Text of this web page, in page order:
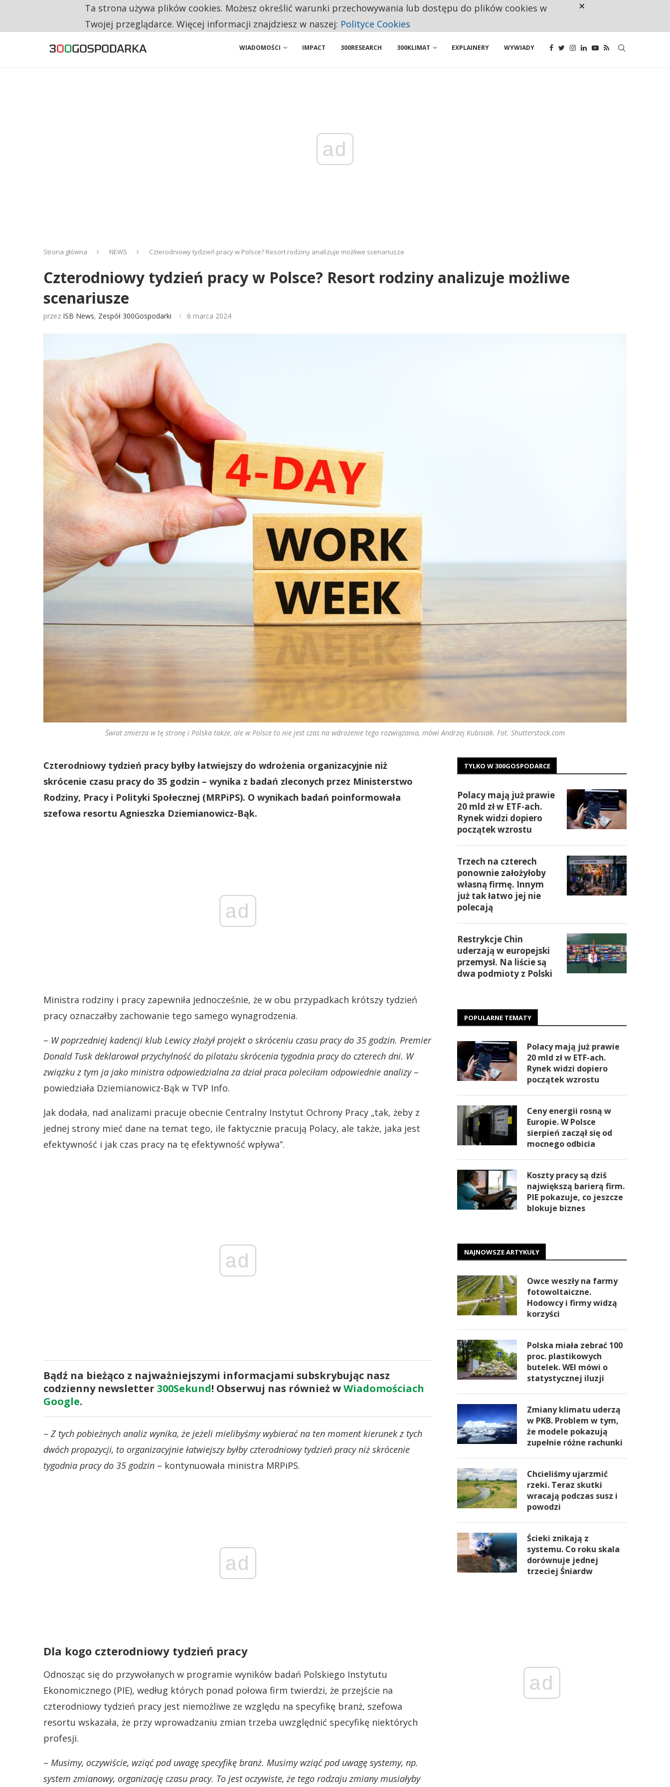
RESTRYKCJE CHIN UDERZAJĄ W EUROPEJSKI PRZEMYSŁ. NA LIŚCIE SĄ DWA PODMIOTY Z POLSKI
WIADOMOŚCI IMPACT 300RESEARCH 300KLIMAT EXPLAINERY WYWIADY
ad
Strona główna NEWS Czterodniowy tydzień pracy w Polsce? Resort rodziny analizuje możliwe scenariusze
Czterodniowy tydzień pracy w Polsce? Resort rodziny analizuje możliwe
scenariusze
przez ISB News, Zespół 300Gospodarki 6 marca 2024
Świat zmierza w tę stronę i Polska także, ale w Polsce to nie jest czas na wdrożenie tego rozwiązania, mówi Andrzej Kubisiak. Fot. Shutterstock.com
Czterodniowy tydzień pracy byłby łatwiejszy do wdrożenia organizacyjnie niż
skrócenie czasu pracy do 35 godzin – wynika z badań zleconych przez Ministerstwo
Rodziny, Pracy i Polityki Społecznej (MRPiPS). O wynikach badań poinformowała
szefowa resortu Agnieszka Dziemianowicz-Bąk.
ad
Ministra rodziny i pracy zapewniła jednocześnie, że w obu przypadkach krótszy tydzień
pracy oznaczałby zachowanie tego samego wynagrodzenia.
– W poprzedniej kadencji klub Lewicy złożył projekt o skróceniu czasu pracy do 35 godzin. Premier
Donald Tusk deklarował przychylność do pilotażu skrócenia tygodnia pracy do czterech dni. W
związku z tym ja jako ministra odpowiedzialna za dział praca poleciłam odpowiednie analizy–
powiedziała Dziemianowicz-Bąk w TVP Info.
Jak dodała, nad analizami pracuje obecnie Centralny Instytut Ochrony Pracy „tak, żeby z
jednej strony mieć dane na temat tego, ile faktycznie pracują Polacy, ale także, jaka jest
efektywność i jak czas pracy na tę efektywność wpływa”.
ad
Bądź na bieżąco z najważniejszymi informacjami subskrybując nasz
codzienny newsletter 300Sekund! Obserwuj nas również wWiadomościach
Google.
– Z tych pobieżnych analiz wynika, że jeżeli mielibyśmy wybierać na ten moment kierunek z tych
dwóch propozycji, to organizacyjnie łatwiejszy byłby czterodniowy tydzień pracy niż skrócenie
tygodnia pracy do 35 godzin – kontynuowała ministra MRPiPS.
ad
Dla kogo czterodniowy tydzień pracy
Odnosząc się do przywołanych w programie wyników badań Polskiego Instytutu
Ekonomicznego (PIE), według których ponad połowa firm twierdzi, że przejście na
czterodniowy tydzień pracy jest niemożliwe ze względu na specyfikę branż, szefowa
resortu wskazała, że przy wprowadzaniu zmian trzeba uwzględnić specyfikę niektórych
profesji.
– Musimy, oczywiście, wziąć pod uwagę specyfikę branż. Musimy wziąć pod uwagę systemy, np.
system zmianowy, organizację czasu pracy. To jest oczywiste, że tego rodzaju zmiany musiałyby
TYLKO W 300GOSPODARCE
Polacy mają już prawie
20 mld zł w ETF-ach.
Rynek widzi dopiero
początek wzrostu
Trzech na czterech
ponownie założyłoby
własną firmę. Innym
już tak łatwo jej nie
polecają
Restrykcje Chin
uderzają w europejski
przemysł. Na liście są
dwa podmioty z Polski
POPULARNE TEMATY
Polacy mają już prawie
20 mld zł w ETF-ach.
Rynek widzi dopiero
początek wzrostu
Ceny energii rosną w
Europie. W Polsce
sierpień zaczął się od
mocnego odbicia
Koszty pracy są dziś
największą barierą firm.
PIE pokazuje, co jeszcze
blokuje biznes
NAJNOWSZE ARTYKUŁY
Owce weszły na farmy
fotowoltaiczne.
Hodowcy i firmy widzą
korzyści
Polska miała zebrać 100
proc. plastikowych
butelek. WEI mówi o
statystycznej iluzji
Zmiany klimatu uderzą
w PKB. Problem w tym,
że modele pokazują
zupełnie różne rachunki
Chcieliśmy ujarzmić
rzeki. Teraz skutki
wracają podczas susz i
powodzi
Ścieki znikają z
systemu. Co roku skala
dorównuje jednej
trzeciej Śniardw
ad
Ta strona używa plików cookies. Możesz określić warunki przechowywania lub dostępu do plików cookies w
Twojej przeglądarce. Więcej informacji znajdziesz w naszej: Polityce Cookies
×